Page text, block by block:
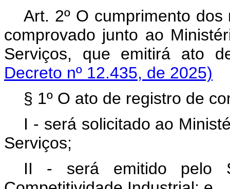
Art. 2º O cumprimento
comprovado junto ao
Serviços, que emitirá ato
Decreto nº 12.435, de 2025)
§ 1º O ato de registro de
I - será solicitado ao
Serviços;
II - será emitido pelo